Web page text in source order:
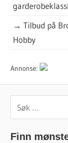
→Tilbud på
Hobby
Annonse:
Finn